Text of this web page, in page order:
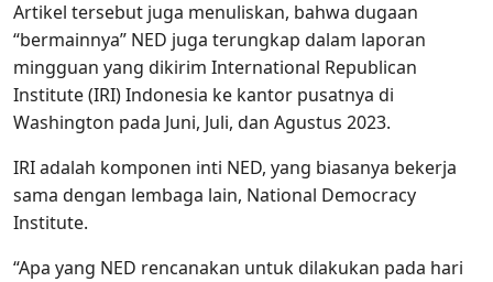
Artikel tersebut juga menuliskan, bahwa dugaan
“bermainnya” NED juga terungkap dalam laporan
mingguan yang dikirim International Republican
Institute (IRI) Indonesia ke kantor pusatnya di
Washington pada Juni, Juli, dan Agustus 2023.
IRI adalah komponen inti NED, yang biasanya bekerja
sama dengan lembaga lain, National Democracy
Institute.
“Apa yang NED rencanakan untuk dilakukan pada hari